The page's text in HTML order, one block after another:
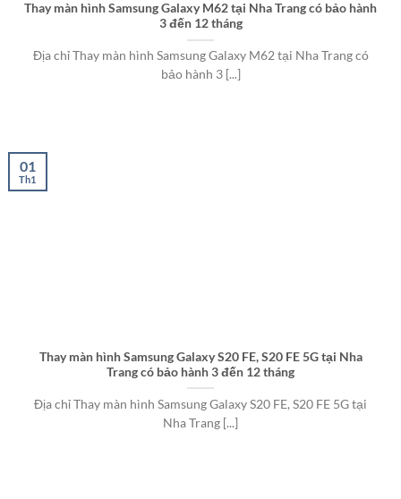
Thay màn hình Samsung Galaxy M62 tại Nha Trang có bảo hành
3 đến 12 tháng
Địa chỉ Thay màn hình Samsung Galaxy M62 tại Nha Trang có
bảo hành 3 [...]
Thay màn hình Samsung Galaxy S20 FE, S20 FE 5G tại Nha
Trang có bảo hành 3 đến 12 tháng
Địa chỉ Thay màn hình Samsung Galaxy S20 FE, S20 FE 5G tại
Nha Trang [...]
01
Th1